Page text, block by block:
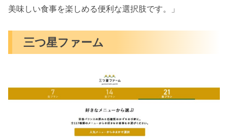
美味しい食事を楽しめる便利な選択肢です。」
三つ星ファーム